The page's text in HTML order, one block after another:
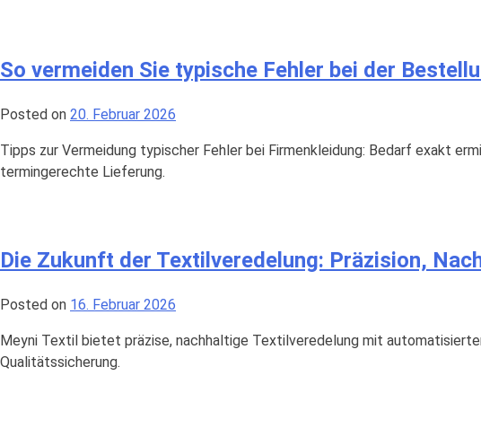
So vermeiden Sie typische Fehler bei der
Posted on 20. Februar 2026
Tipps zur Vermeidung typischer Fehler bei Firmenkleidung: Bedarf exakt
termingerechte Lieferung.
Die Zukunft der Textilveredelung: Präzision,
Posted on 16. Februar 2026
Meyni Textil bietet präzise, nachhaltige Textilveredelung mit
Qualitätssicherung.